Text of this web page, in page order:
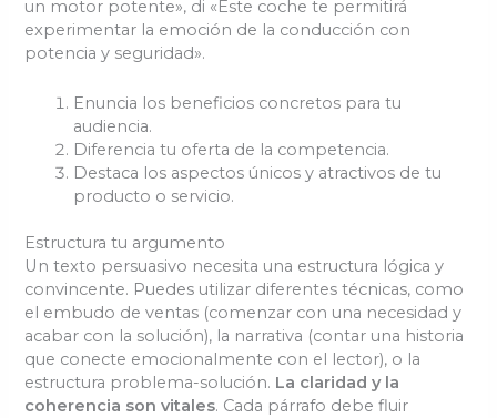
un motor potente», di «Este coche te permitirá
experimentar la emoción de la conducción con
potencia y seguridad».
Enuncia los beneficios concretos para tu
audiencia.
Diferencia tu oferta de la competencia.
Destaca los aspectos únicos y atractivos de tu
producto o servicio.
Estructura tu argumento
Un texto persuasivo necesita una estructura lógica y
convincente. Puedes utilizar diferentes técnicas, como
el embudo de ventas (comenzar con una necesidad y
acabar con la solución), la narrativa (contar una historia
que conecte emocionalmente con el lector), o la
estructura problema-solución. La claridad y la
coherencia son vitales. Cada párrafo debe fluir